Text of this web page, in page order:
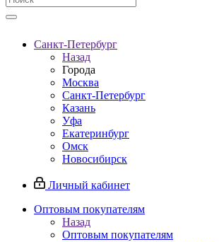
Санкт-Петербург
Назад
Города
Москва
Санкт-Петербург
Казань
Уфа
Екатеринбург
Омск
Новосибирск
Личный кабинет
Оптовым покупателям
Назад
Оптовым покупателям